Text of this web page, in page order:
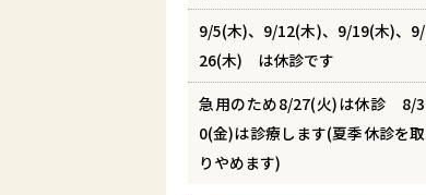
9/5(木)、9/12(木)、9/19(木)、9/
26(木) は休診です
急用のため8/27(火)は休診 8/3
0(金)は診療します(夏季休診を取
りやめます)